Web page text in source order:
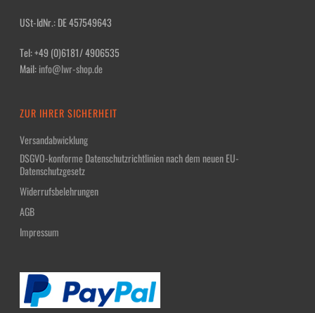
USt-IdNr.: DE 457549643
Tel: +49 (0)6181/ 4906535
Mail:info@lwr-shop.de
ZUR IHRER SICHERHEIT
Versandabwicklung
DSGVO-konforme Datenschutzrichtlinien nach dem neuen EU-
Datenschutzgesetz
Widerrufsbelehrungen
AGB
Impressum